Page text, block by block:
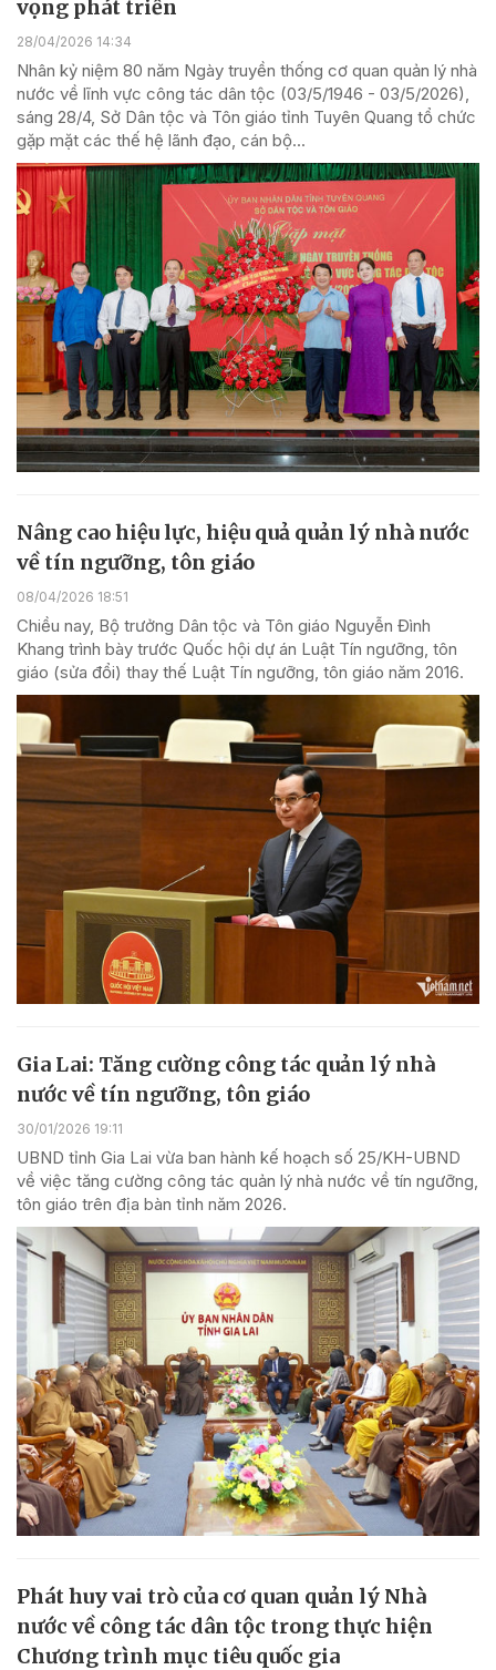
vọng phát triển
28/04/2026 14:34
Nhân kỷ niệm 80 năm Ngày truyền thống cơ quan quản lý nhà
nước về lĩnh vực công tác dân tộc (03/5/1946 - 03/5/2026),
sáng 28/4, Sở Dân tộc và Tôn giáo tỉnh Tuyên Quang tổ chức
gặp mặt các thế hệ lãnh đạo, cán bộ...
Nâng cao hiệu lực, hiệu quả quản lý nhà nước
về tín ngưỡng, tôn giáo
08/04/2026 18:51
Chiều nay, Bộ trưởng Dân tộc và Tôn giáo Nguyễn Đình
Khang trình bày trước Quốc hội dự án Luật Tín ngưỡng, tôn
giáo (sửa đổi) thay thế Luật Tín ngưỡng, tôn giáo năm 2016.
Gia Lai: Tăng cường công tác quản lý nhà
nước về tín ngưỡng, tôn giáo
30/01/2026 19:11
UBND tỉnh Gia Lai vừa ban hành kế hoạch số 25/KH-UBND
về việc tăng cường công tác quản lý nhà nước về tín ngưỡng,
tôn giáo trên địa bàn tỉnh năm 2026.
Phát huy vai trò của cơ quan quản lý Nhà
nước về công tác dân tộc trong thực hiện
Chương trình mục tiêu quốc gia